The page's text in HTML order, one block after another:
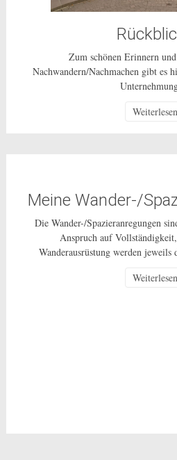
Zum schönen Erinnern
Nachwandern/Nachmachen gibt es
Weiterlesen
Meine Wander-/
Die Wander-/Spazieranregungen
Anspruch auf
Wanderausrüstung werden
Risiko und sind nur für den privaten
Weiterlesen